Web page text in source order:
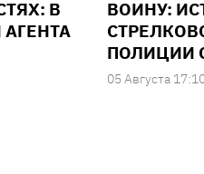
В
ВОИНУ:
ПОЛИЦИИ
05 Августа